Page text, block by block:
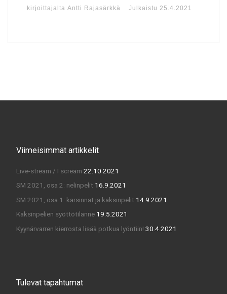
kirjoittajalta Antti Rajasärkkä Julkaistu 25.4.2021
Viimeisimmät artikkelit
Live-stream / I scream 22.10.2021
SM 2021, osa 2: nelinpelit 16.9.2021
SM 2021, osa 1: karsinnat ja kaksinpelit 14.9.2021
Kaksinpelien syöttötilanne 19.5.2021
Kyynärvarren kierrosta lisää potkua lyöntiin! 30.4.2021
Tulevat tapahtumat